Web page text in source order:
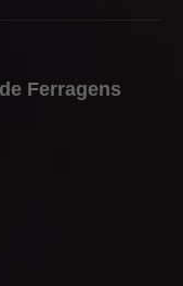
Ferragens